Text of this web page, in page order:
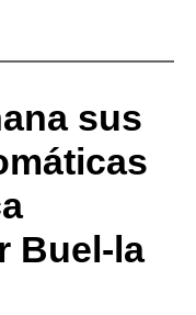
sus
Buel-la